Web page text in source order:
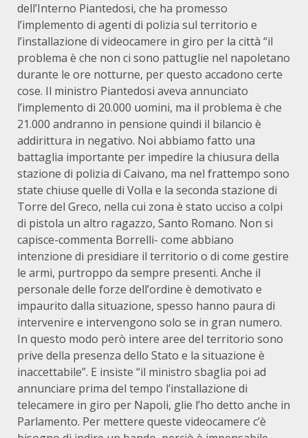
dell’Interno Piantedosi, che ha promesso
l’implemento di agenti di polizia sul territorio e
l’installazione di videocamere in giro per la città “il
problema è che non ci sono pattuglie nel napoletano
durante le ore notturne, per questo accadono certe
cose. Il ministro Piantedosi aveva annunciato
l’implemento di 20.000 uomini, ma il problema è che
21.000 andranno in pensione quindi il bilancio è
addirittura in negativo. Noi abbiamo fatto una
battaglia importante per impedire la chiusura della
stazione di polizia di Caivano, ma nel frattempo sono
state chiuse quelle di Volla e la seconda stazione di
Torre del Greco, nella cui zona è stato ucciso a colpi
di pistola un altro ragazzo, Santo Romano. Non si
capisce-commenta Borrelli- come abbiano
intenzione di presidiare il territorio o di come gestire
le armi, purtroppo da sempre presenti. Anche il
personale delle forze dell’ordine è demotivato e
impaurito dalla situazione, spesso hanno paura di
intervenire e intervengono solo se in gran numero.
In questo modo però intere aree del territorio sono
prive della presenza dello Stato e la situazione è
inaccettabile”. E insiste “il ministro sbaglia poi ad
annunciare prima del tempo l’installazione di
telecamere in giro per Napoli, glie l’ho detto anche in
Parlamento. Per mettere queste videocamere c’è